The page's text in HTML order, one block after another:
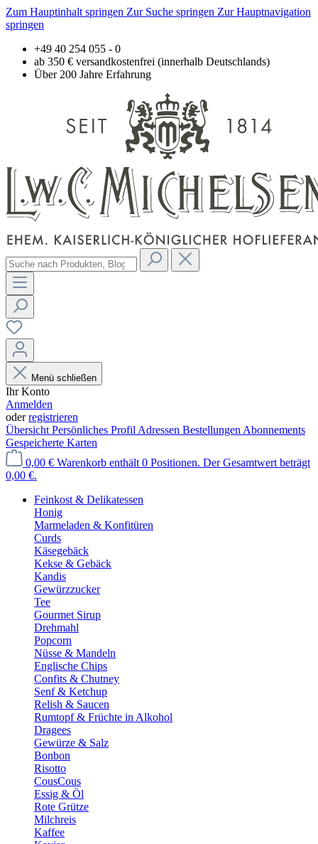
Zum Hauptinhalt springen Zur Suche springen Zur Hauptnavigation
springen
+49 40 254 055 - 0
ab 350 € versandkostenfrei (innerhalb Deutschlands)
Über 200 Jahre Erfahrung
Menü schließen
Ihr Konto
Anmelden
oderregistrieren
Übersicht Persönliches Profil Adressen Bestellungen Abonnements
Gespeicherte Karten
0,00 € Warenkorb enthält 0 Positionen. Der Gesamtwert beträgt
0,00 €.
Feinkost & Delikatessen
Honig
Marmeladen & Konfitüren
Curds
Käsegebäck
Kekse & Gebäck
Kandis
Gewürzzucker
Tee
Gourmet Sirup
Drehmahl
Popcorn
Nüsse & Mandeln
Englische Chips
Confits & Chutney
Senf & Ketchup
Relish & Saucen
Rumtopf & Früchte in Alkohol
Dragees
Gewürze & Salz
Bonbon
Risotto
CousCous
Essig & Öl
Rote Grütze
Milchreis
Kaffee